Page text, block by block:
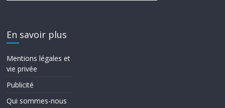
En savoir plus
Mentions légales et
vie privée
Publicité
Qui sommes-nous